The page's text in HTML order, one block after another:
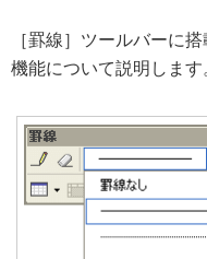
［罫線］ツールバーに
機能について説明します